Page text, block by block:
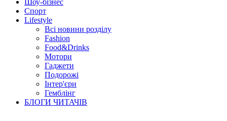
Шоу-бізнес
Спорт
Lifestyle
Всі новини розділу
Fashion
Food&Drinks
Мотори
Гаджети
Подорожі
Інтер'єри
Гемблінг
БЛОГИ ЧИТАЧІВ